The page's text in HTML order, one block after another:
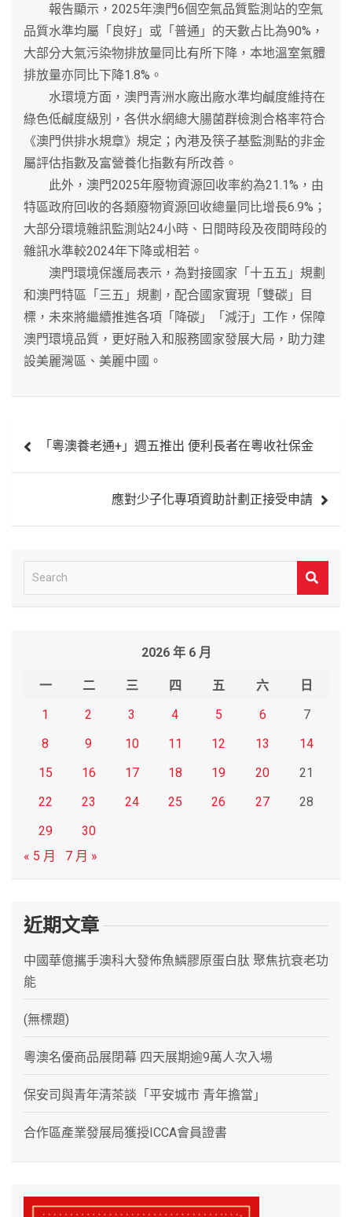
報告顯示，2025年澳門6個空氣品質監測站的空氣
品質水準均屬「良好」或「普通」的天數占比為90%，
大部分大氣污染物排放量同比有所下降，本地溫室氣體
排放量亦同比下降1.8%。
水環境方面，澳門青洲水廠出廠水準均鹹度維持在
綠色低鹹度級別，各供水網總大腸菌群檢測合格率符合
《澳門供排水規章》規定；內港及筷子基監測點的非金
屬評估指數及富營養化指數有所改善。
此外，澳門2025年廢物資源回收率約為21.1%，由
特區政府回收的各類廢物資源回收總量同比增長6.9%；
大部分環境雜訊監測站24小時、日間時段及夜間時段的
雜訊水準較2024年下降或相若。
澳門環境保護局表示，為對接國家「十五五」規劃
和澳門特區「三五」規劃，配合國家實現「雙碳」目
標，未來將繼續推進各項「降碳」「減汙」工作，保障
澳門環境品質，更好融入和服務國家發展大局，助力建
設美麗灣區、美麗中國。
章
「粵澳養老通+」週五推出 便利長者在粵收社保金
應對少子化專項資助計劃正接受申請
e
2026 年 6 月
一 二 三 四 五 六
日
1
2 3 4 5 6
7
8
9 10 11 12 13
14
15
16 17 18 19 20
21
22
23 24 25 26 27
28
29
30
« 5 月
7 月 »
近期文章
中國華億攜手澳科大發佈魚鱗膠原蛋白肽 聚焦抗衰老功
能
(無標題)
粵澳名優商品展閉幕 四天展期逾9萬人次入場
保安司與青年清茶談「平安城市 青年擔當」
合作區產業發展局獲授ICCA會員證書